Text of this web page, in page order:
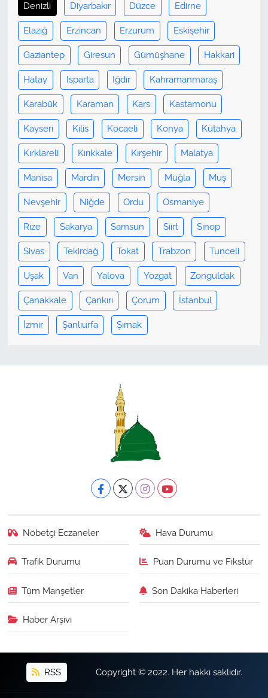
Denizli Diyarbakır Düzce Edirne
Elazığ Erzincan Erzurum Eskişehir
Gaziantep Giresun Gümüşhane Hakkari
Hatay Isparta Iğdır Kahramanmaraş
Karabük Karaman Kars Kastamonu
Kayseri Kilis Kocaeli Konya Kütahya
Kırklareli Kırıkkale Kırşehir Malatya
Manisa Mardin Mersin Muğla Muş
Nevşehir Niğde Ordu Osmaniye
Rize Sakarya Samsun Siirt Sinop
Sivas Tekirdağ Tokat Trabzon Tunceli
Uşak Van Yalova Yozgat Zonguldak
Çanakkale Çankırı Çorum İstanbul
İzmir Şanlıurfa Şırnak
Nöbetçi Eczaneler Hava Durumu
Trafik Durumu Puan Durumu ve Fikstür
Tüm Manşetler Son Dakika Haberleri
Haber Arşivi
RSS Copyright © 2022. Her hakkı saklıdır.